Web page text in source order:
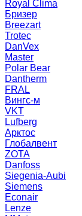
Royal Clima
Бризер
Breezart
Trotec
DanVex
Master
Polar Bear
Dantherm
FRAL
Вингс-м
VKT
Lufberg
Арктос
Глобалвент
ZOTA
Danfoss
Siegenia-Aubi
Siemens
Econair
Lenze